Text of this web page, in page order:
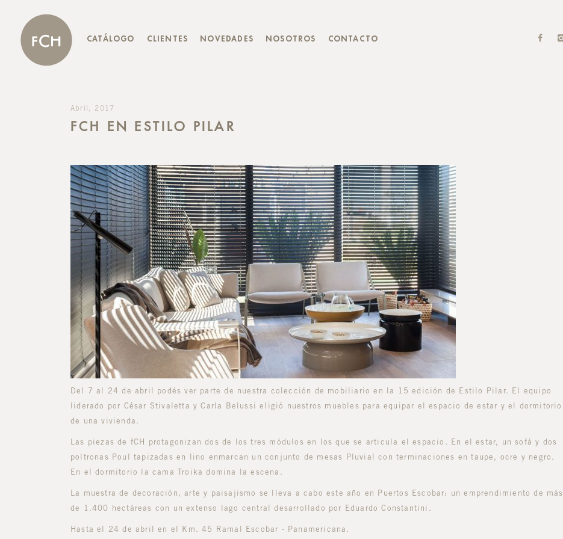
CATÁLOGO CLIENTES NOVEDADES NOSOTROS CONTACTO
Abril, 2017
FCH EN ESTILO PILAR
Del 7 al 24 de abril podés ver parte de nuestra colección de mobiliario en la 15 edición de Estilo Pilar. El equipo
liderado por César Stivaletta y Carla Belussi eligió nuestros muebles para equipar el espacio de estar y el dormitorio
de una vivienda.
Las piezas de fCH protagonizan dos de los tres módulos en los que se articula el espacio. En el estar, un sofá y dos
poltronas Poul tapizadas en lino enmarcan un conjunto de mesas Pluvial con terminaciones en taupe, ocre y negro.
En el dormitorio la cama Troika domina la escena.
La muestra de decoración, arte y paisajismo se lleva a cabo este año en Puertos Escobar: un emprendimiento de más
de 1.400 hectáreas con un extenso lago central desarrollado por Eduardo Constantini.
Hasta el 24 de abril en el Km. 45 Ramal Escobar - Panamericana.